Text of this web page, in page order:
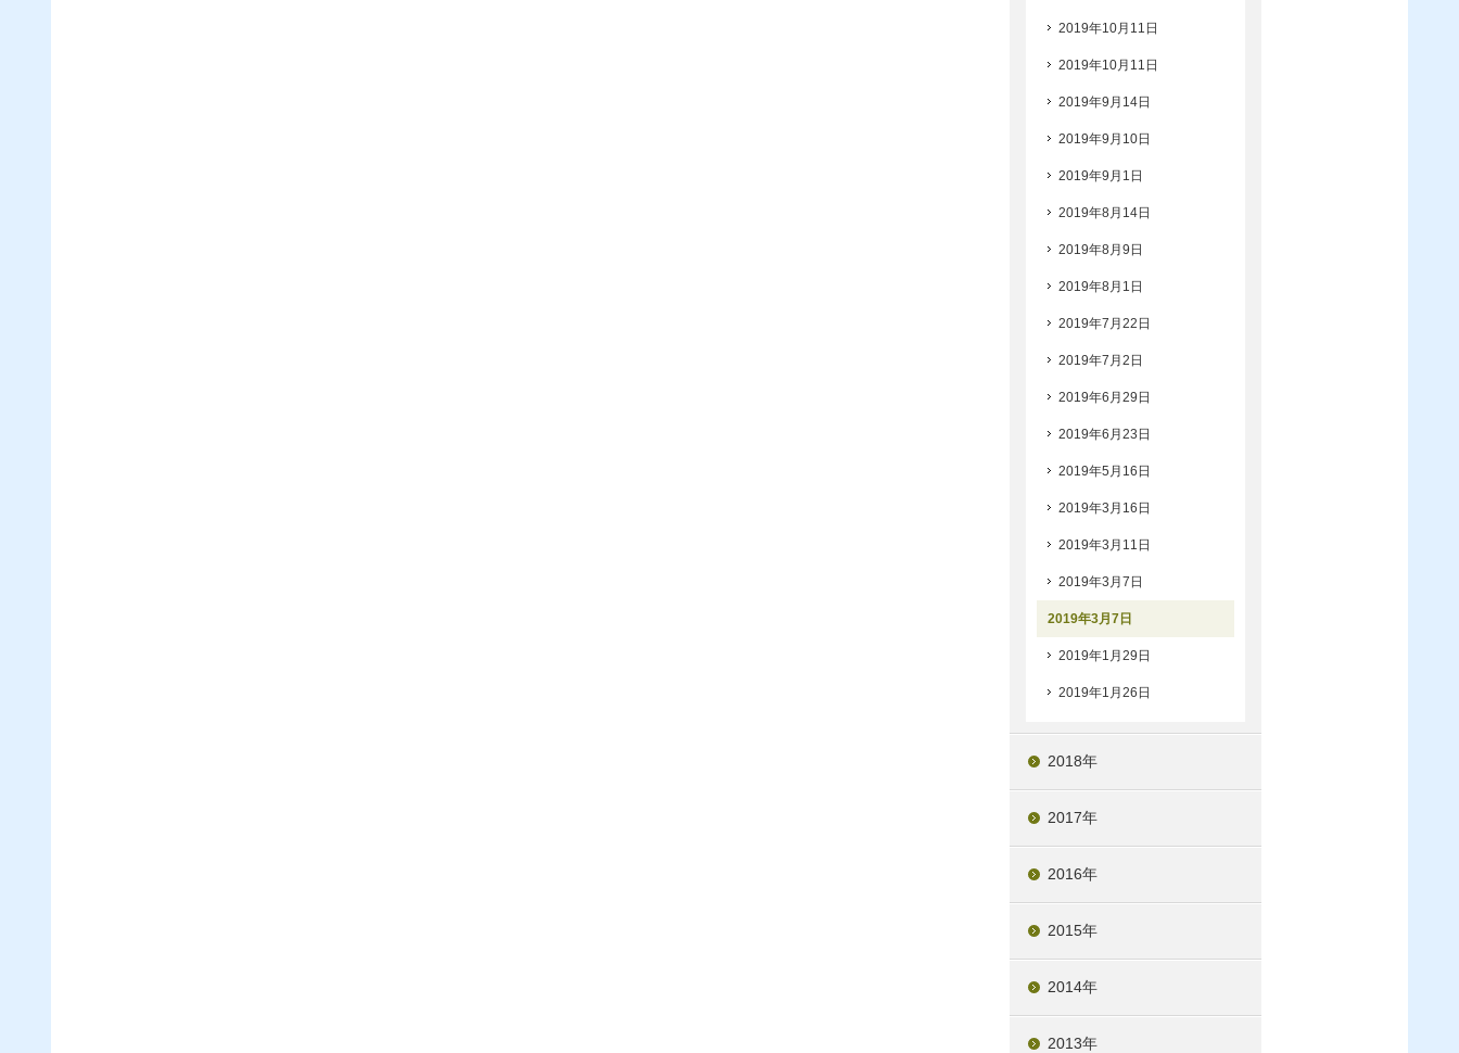
2019年10月11日
2019年10月11日
2019年9月14日
2019年9月10日
2019年9月1日
2019年8月14日
2019年8月9日
2019年8月1日
2019年7月22日
2019年7月2日
2019年6月29日
2019年6月23日
2019年5月16日
2019年3月16日
2019年3月11日
2019年3月7日
2019年3月7日
2019年1月29日
2019年1月26日
2018年
2017年
2016年
2015年
2014年
2013年